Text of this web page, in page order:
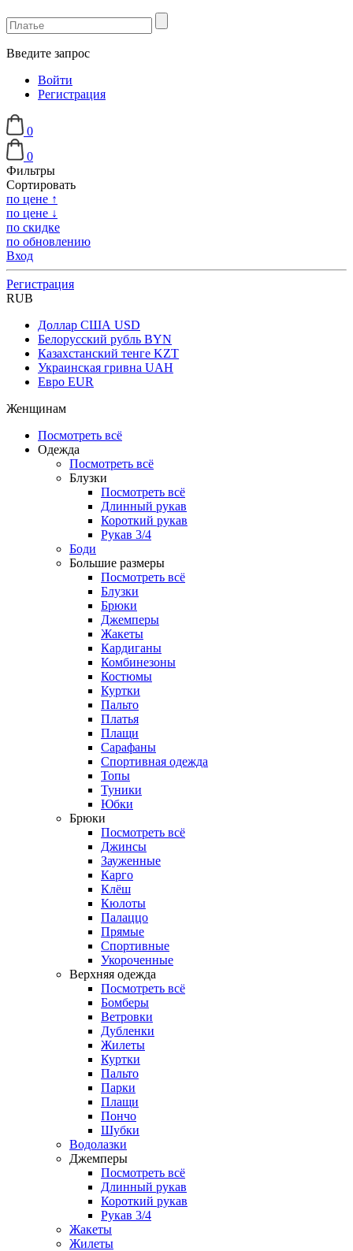
Введите запрос
Войти
Регистрация
0
0
Фильтры
Сортировать
по цене ↑
по цене ↓
по скидке
по обновлению
Вход
Регистрация
RUB
Доллар США USD
Белорусский рубль BYN
Казахстанский тенге KZT
Украинская гривна UAH
Евро EUR
Женщинам
Посмотреть всё
Одежда
Посмотреть всё
Блузки
Посмотреть всё
Длинный рукав
Короткий рукав
Рукав 3/4
Боди
Большие размеры
Посмотреть всё
Блузки
Брюки
Джемперы
Жакеты
Кардиганы
Комбинезоны
Костюмы
Куртки
Пальто
Платья
Плащи
Сарафаны
Спортивная одежда
Топы
Туники
Юбки
Брюки
Посмотреть всё
Джинсы
Зауженные
Карго
Клёш
Кюлоты
Палаццо
Прямые
Спортивные
Укороченные
Верхняя одежда
Посмотреть всё
Бомберы
Ветровки
Дубленки
Жилеты
Куртки
Пальто
Парки
Плащи
Пончо
Шубки
Водолазки
Джемперы
Посмотреть всё
Длинный рукав
Короткий рукав
Рукав 3/4
Жакеты
Жилеты